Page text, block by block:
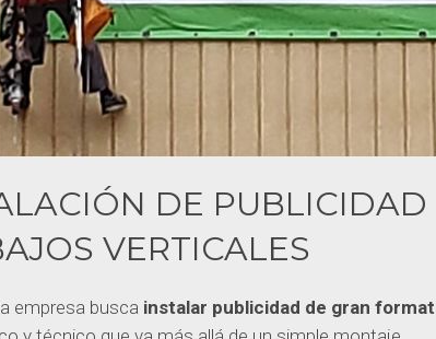
DE
VERTICALES
empresa busca instalar publicidad de gran